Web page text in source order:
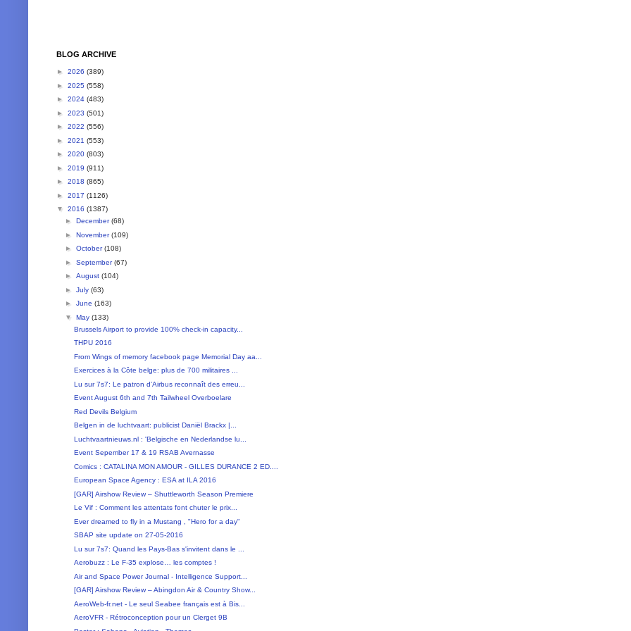
BLOG ARCHIVE
► 2026 (389)
► 2025 (558)
► 2024 (483)
► 2023 (501)
► 2022 (556)
► 2021 (553)
► 2020 (803)
► 2019 (911)
► 2018 (865)
► 2017 (1126)
▼ 2016 (1387)
► December(68)
► November(109)
► October(108)
► September(67)
► August (104)
► July (63)
► June (163)
▼ May (133)
Brussels Airport to provide 100% check-in capacity...
THPU 2016
From Wings of memory facebook page Memorial Day aa...
Exercices à la Côte belge: plus de 700 militaires ...
Lu sur 7s7: Le patron d'Airbus reconnaît des erreu...
Event August 6th and 7th Tailwheel Overboelare
Red Devils Belgium
Belgen in de luchtvaart: publicist Daniël Brackx |...
Luchtvaartnieuws.nl : 'Belgische en Nederlandse lu...
Event Sepember 17 & 19 RSAB Avernasse
Comics : CATALINA MON AMOUR - GILLES DURANCE 2 ED....
European Space Agency : ESA at ILA 2016
[GAR] Airshow Review – Shuttleworth Season Premiere
Le Vif : Comment les attentats font chuter le prix...
Ever dreamed to fly in a Mustang , "Hero for a day"
SBAP site update on 27-05-2016
Lu sur 7s7: Quand les Pays-Bas s'invitent dans le ...
Aerobuzz : Le F-35 explose… les comptes !
Air and Space Power Journal - Intelligence Support...
[GAR] Airshow Review – Abingdon Air & Country Show...
AeroWeb-fr.net - Le seul Seabee français est à Bis...
AeroVFR - Rétroconception pour un Clerget 9B